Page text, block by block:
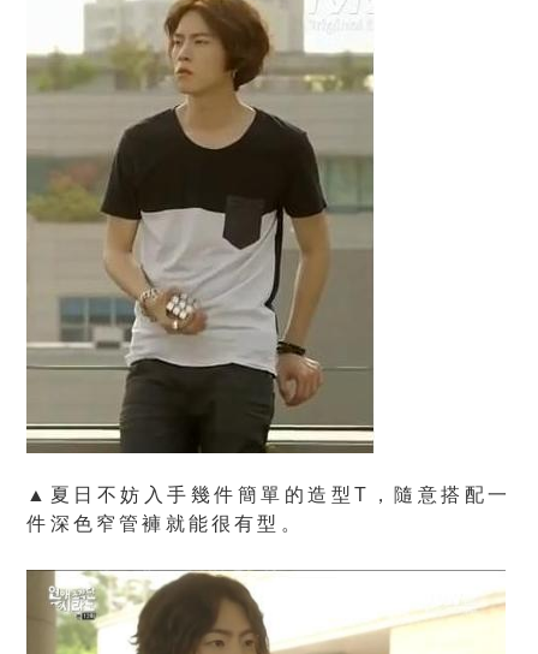
▲夏日不妨入手幾件簡單的造型T，隨意搭配一
件深色窄管褲就能很有型。